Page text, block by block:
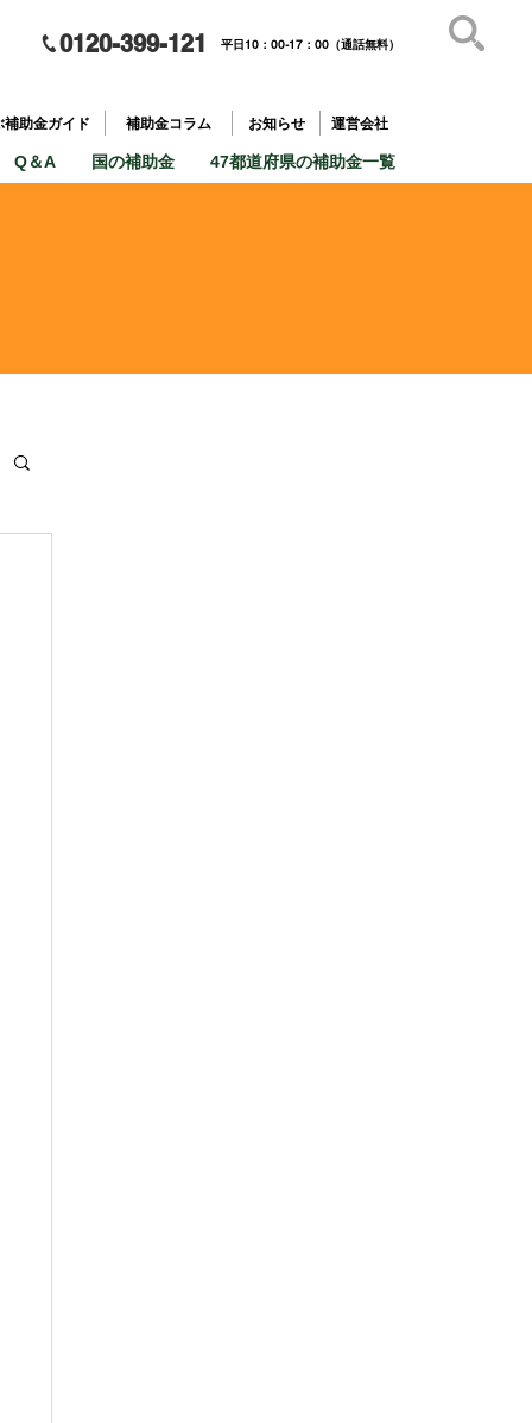
0120-399-121 平日10：00-17：00（通話無料）
助金ガイド 補助金コラム お知らせ 運営会社
Q＆A 国の補助金 47都道府県の補助金一覧